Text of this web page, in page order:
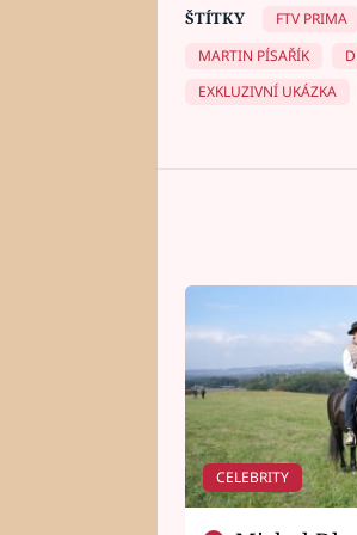
ŠTÍTKY FTV PRIMA
MARTIN PÍSAŘÍK
EXKLUZIVNÍ UKÁZKA
CELEBRITY